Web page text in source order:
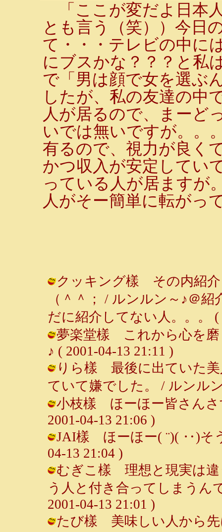
「ここが変だよ日本
とも言う（笑））今日
て・・・テレビの中に
にブスかな？？？と私
で「男は顔で女を選ぶ
したが、私の友達の中
人が居るので、まーど
いでは無いですが。。
有るので、視力が良く
かつ収入が安定してい
っている人が居ますが
人がそー簡単に転がっ
クッキング樣 その内紹
（＾＾； / ルンルン～♪＠
だに紹介してない人。。。 (
夢楽堂樣 これから心を磨
♪ ( 2001-04-13 21:11 )
りら樣 最後に出ていた美
ていて嫌でした。 / ルンル
小枝樣 ほーほー皆さんさ
2001-04-13 21:06 )
JAI樣 ほーほー( ¨)( ‥)そ
04-13 21:04 )
むぎこ樣 理想と現実は違
う人と付き合ってしまうん
2001-04-13 21:01 )
たび樣 美味しい人から先